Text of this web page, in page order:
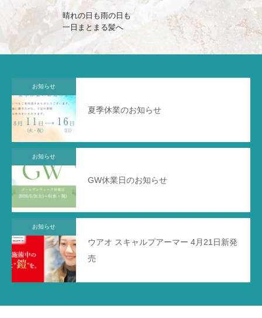
晴れの日も雨の日も
一日まとまる髪へ
お知らせ
夏季休業のお知らせ
お知らせ
GW休業日のお知らせ
お知らせ
ウアオ スキャルプアーマー 4月21日新発
売